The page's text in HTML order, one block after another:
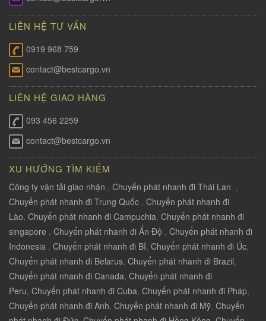
LIÊN HỆ TƯ VẤN
0919 968 759
contact@bestcargo.vn
LIÊN HỆ GIAO HÀNG
093 456 2259
contact@bestcargo.vn
XU HƯỚNG TÌM KIẾM
Công ty vận tải giao nhận , Chuyển phát nhanh đi Thái Lan ,
Chuyển phát nhanh đi Trung Quốc , Chuyển phát nhanh đi
Lào, Chuyển phát nhanh đi Campuchia, Chuyển phát nhanh đi
singapore , Chuyển phát nhanh đi Ấn Độ , Chuyển phát nhanh đi
Indonesia , Chuyển phát nhanh đi Bỉ, Chuyển phát nhanh đi Úc,
Chuyển phát nhanh đi Belarus, Chuyển phát nhanh đi Brazil,
Chuyển phát nhanh đi Canada, Chuyển phát nhanh đi
Peru, Chuyển phát nhanh đi Cuba, Chuyển phát nhanh đi Pháp,
Chuyển phát nhanh đi Anh, Chuyển phát nhanh đi Mỹ, Chuyển